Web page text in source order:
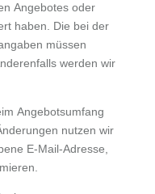
Angebotes oder
haben. Die bei der
müssen
werden wir
Angebotsumfang
nutzen wir
E-Mail-Adresse,